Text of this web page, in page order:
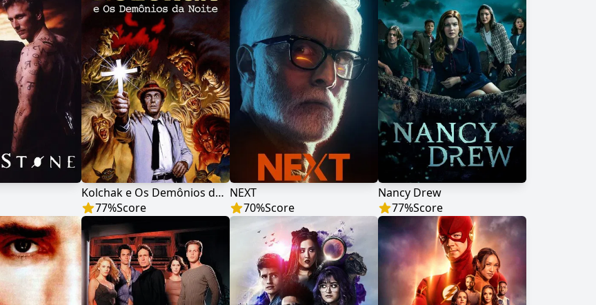
Kolchak e Os Demônios da Noite
77%Score
NEXT
70%Score
Nancy Drew
77%Score